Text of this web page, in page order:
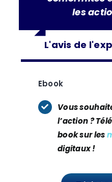
les
L'avis de
Ebook
Vous
l’action ?
book sur les
digitaux !